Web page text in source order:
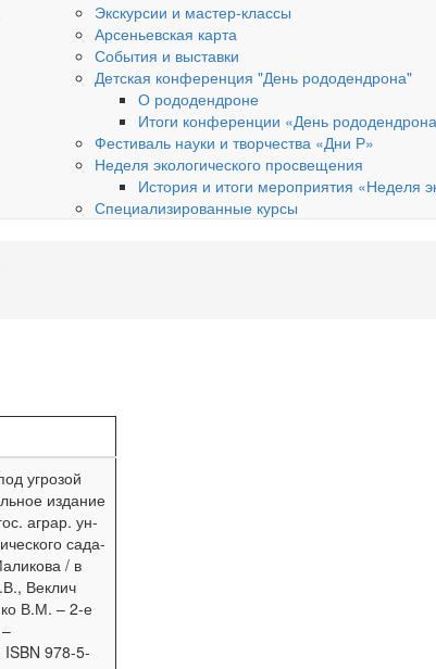
Экскурсии и мастер-классы
Арсеньевская карта
События и выставки
Детская конференция "День рододендрона"
О рододендроне
Итоги конференции «День
Фестиваль науки и творчества «Дни Р»
Неделя экологического просвещения
История и итоги мероприятия «Неделя
Специализированные курсы
угрозой
издание
аграр. ун-
сада-
/ в
Веклич
В.М. – 2-е
ISBN 978-5-